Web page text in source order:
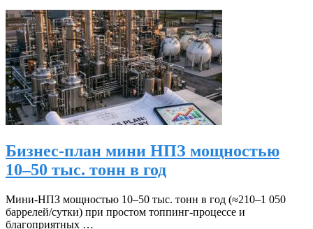
Бизнес-план мини НПЗ мощностью
10–50 тыс. тонн в год
Мини‑НПЗ мощностью 10–50 тыс. тонн в год (≈210–1 050
баррелей/сутки) при простом топпинг‑процессе и
благоприятных …